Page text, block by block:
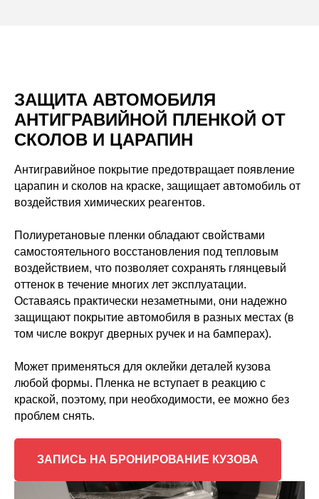
ЗАЩИТА АВТОМОБИЛЯ
АНТИГРАВИЙНОЙ ПЛЕНКОЙ ОТ
СКОЛОВ И ЦАРАПИН
Антигравийное покрытие предотвращает появление
царапин и сколов на краске, защищает автомобиль от
воздействия химических реагентов.
Полиуретановые пленки обладают свойствами
самостоятельного восстановления под тепловым
воздействием, что позволяет сохранять глянцевый
оттенок в течение многих лет эксплуатации.
Оставаясь практически незаметными, они надежно
защищают покрытие автомобиля в разных местах (в
том числе вокруг дверных ручек и на бамперах).
Может применяться для оклейки деталей кузова
любой формы. Пленка не вступает в реакцию с
краской, поэтому, при необходимости, ее можно без
проблем снять.
ЗАПИСЬ НА БРОНИРОВАНИЕ КУЗОВА